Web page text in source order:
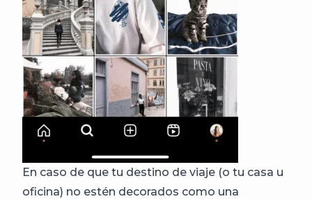
En caso de que tu destino de viaje (o tu casa u
oficina) no estén decorados como una